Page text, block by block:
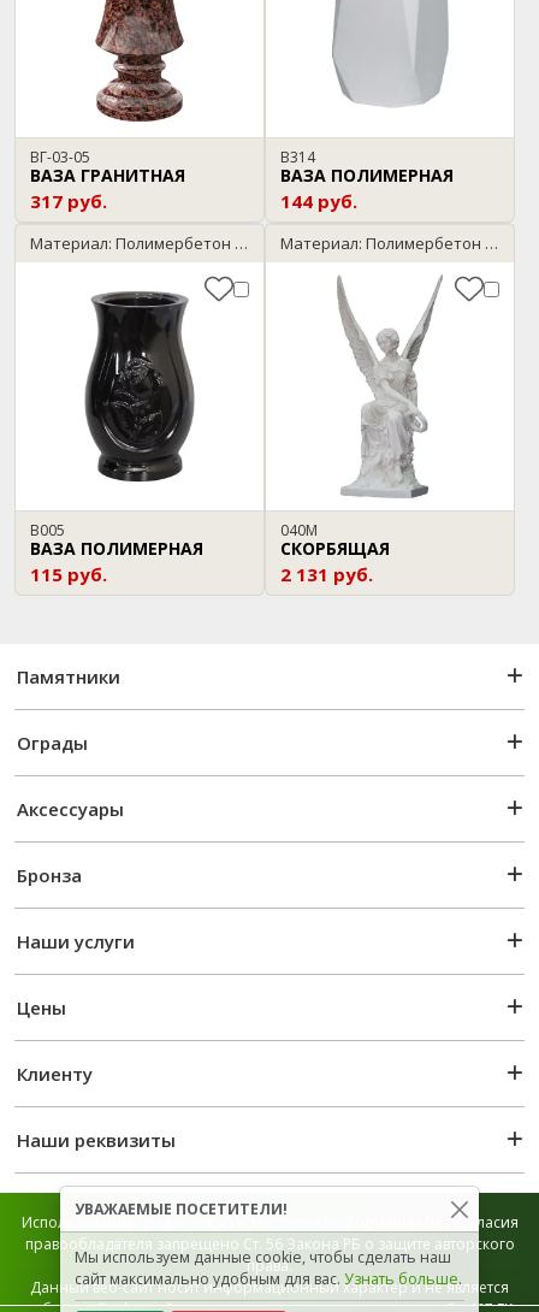
ВГ-03-05
ВАЗА ГРАНИТНАЯ
317 руб.
В314
ВАЗА ПОЛИМЕРНАЯ
144 руб.
Материал: Полимербетон / черный
В005
ВАЗА ПОЛИМЕРНАЯ
115 руб.
Материал: Полимербетон / мрамор
040М
СКОРБЯЩАЯ
2 131 руб.
Памятники
Ограды
Аксессуары
Бронза
Наши услуги
Цены
Клиенту
Наши реквизиты
Использование графической и текстовой информации без согласия
правообладателя запрещено Ст. 56 Закона РБ о защите авторского
права.
Данный веб-сайт носит информационный характер и не является
УВАЖАЕМЫЕ ПОСЕТИТЕЛИ!
Мы используем данные cookie, чтобы сделать наш
сайт максимально удобным для вас. Узнать больше.